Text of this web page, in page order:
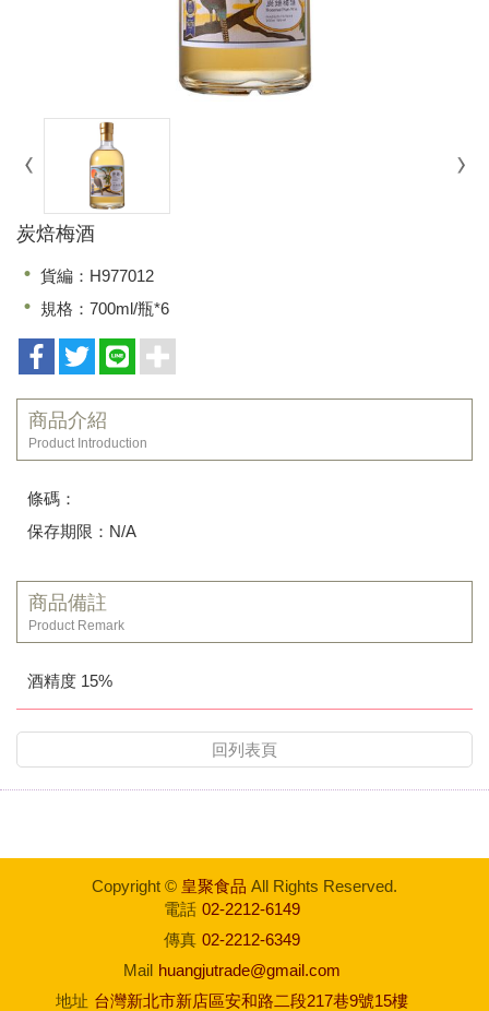
炭焙梅酒
貨編：H977012
規格：700ml/瓶*6
商品介紹
Product Introduction
條碼：
保存期限：N/A
商品備註
Product Remark
酒精度 15%
回列表頁
Copyright © 皇聚食品 All Rights Reserved.
電話 02-2212-6149
傳真 02-2212-6349
Mail huangjutrade@gmail.com
地址 台灣新北市新店區安和路二段217巷9號15樓